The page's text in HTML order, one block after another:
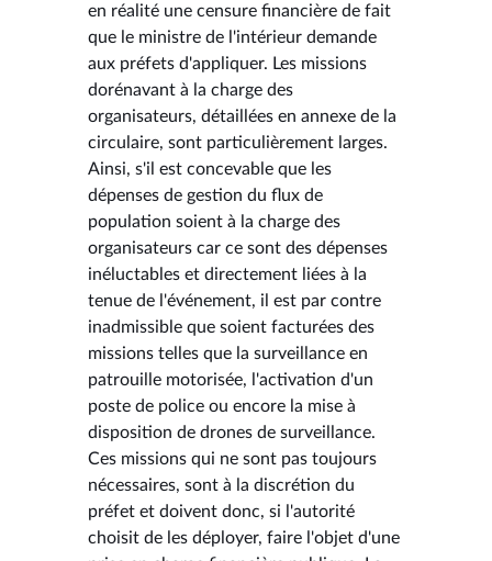
en réalité une censure financière de fait
que le ministre de l'intérieur demande
aux préfets d'appliquer. Les missions
dorénavant à la charge des
organisateurs, détaillées en annexe de la
circulaire, sont particulièrement larges.
Ainsi, s'il est concevable que les
dépenses de gestion du flux de
population soient à la charge des
organisateurs car ce sont des dépenses
inéluctables et directement liées à la
tenue de l'événement, il est par contre
inadmissible que soient facturées des
missions telles que la surveillance en
patrouille motorisée, l'activation d'un
poste de police ou encore la mise à
disposition de drones de surveillance.
Ces missions qui ne sont pas toujours
nécessaires, sont à la discrétion du
préfet et doivent donc, si l'autorité
choisit de les déployer, faire l'objet d'une